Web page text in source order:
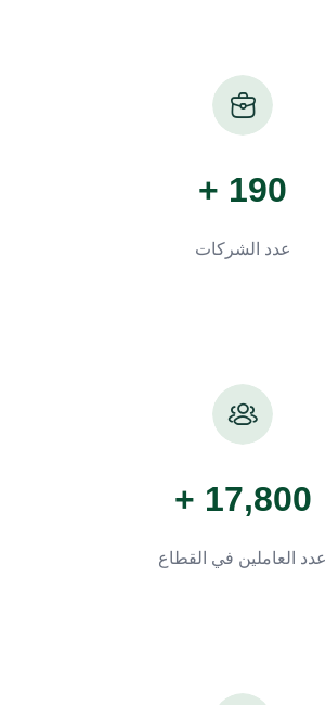
190 +
عدد الشركات
17,800 +
عدد العاملين في القطاع